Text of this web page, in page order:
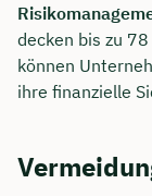
decken bis zu
können
ihre finanzielle